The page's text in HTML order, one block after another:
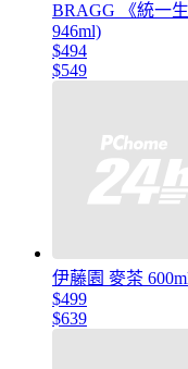
BRAGG 《統一
946ml)
$494
$549
伊藤園 麥茶
$499
$639